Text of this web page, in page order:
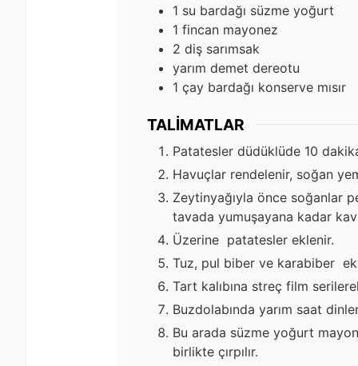
1 su bardağı süzme yoğurt
1 fincan mayonez
2 diş sarımsak
yarım demet dereotu
1 çay bardağı konserve mısır
TALIMATLAR
Patatesler düdüklüde 10
Havuçlar rendelenir, soğan
Zeytinyağıyla önce soğanlar
tavada yumuşayana kadar
Üzerine patatesler eklenir.
Tuz, pul biber ve karabiber
Tart kalıbına streç film
Buzdolabında yarım saat
Bu arada süzme yoğurt
birlikte çırpılır.